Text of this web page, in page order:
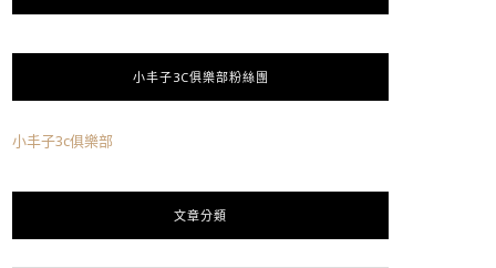
小丰子3C俱樂部粉絲團
小丰子3c俱樂部
文章分類